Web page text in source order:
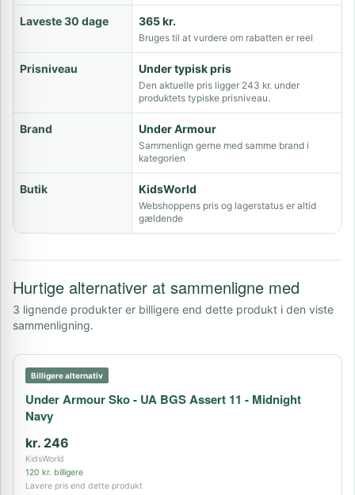
Laveste 30 dage 365 kr.
Bruges til at vurdere om rabatten er reel
Prisniveau Under typisk pris
Den aktuelle pris ligger 243 kr. under
produktets typiske prisniveau.
Brand Under Armour
Sammenlign gerne med samme brand i
kategorien
Butik KidsWorld
Webshoppens pris og lagerstatus er altid
gældende
Hurtige alternativer at sammenligne med
3 lignende produkter er billigere end dette produkt i den viste
sammenligning.
Billigere alternativ
Under Armour Sko - UA BGS Assert 11 - Midnight
Navy
kr. 246
KidsWorld
120 kr. billigere
Lavere pris end dette produkt